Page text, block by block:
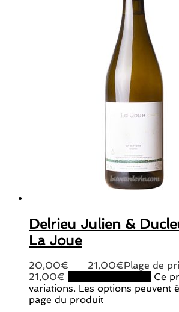
Delrieu Julien &
La Joue
20,00€ – 21,00€Plage de
21,00€
Ce
variations. Les options peuvent
page du produit